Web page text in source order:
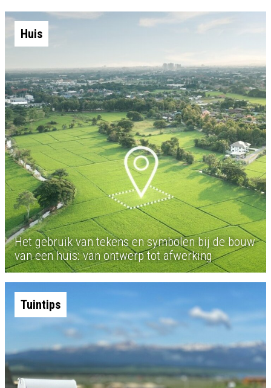
Huis
Het gebruik van tekens en symbolen bij de bouw
van een huis: van ontwerp tot afwerking
Tuintips